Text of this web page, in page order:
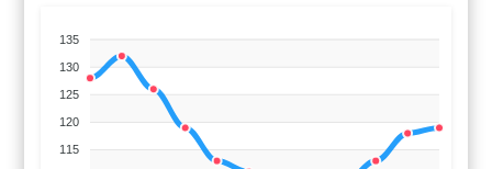
135
130
125
120
115